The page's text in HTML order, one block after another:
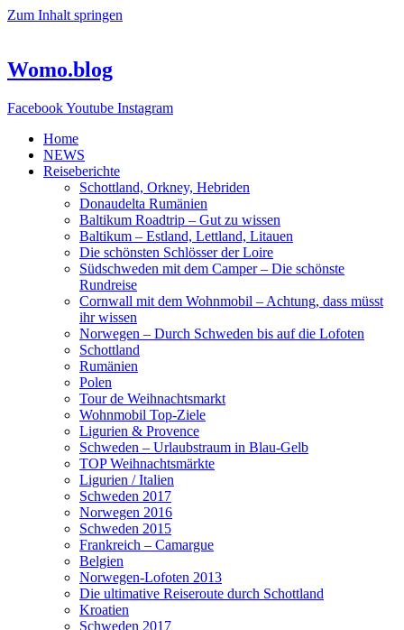
Zum Inhalt springen
Womo.blog
FacebookYoutube Instagram
Home
NEWS
Reiseberichte
Schottland, Orkney, Hebriden
Donaudelta Rumänien
Baltikum Roadtrip – Gut zu wissen
Baltikum – Estland, Lettland, Litauen
Die schönsten Schlösser der Loire
Südschweden mit dem Camper – Die schönste
Rundreise
Cornwall mit dem Wohnmobil – Achtung, dass müsst
ihr wissen
Norwegen – Durch Schweden bis auf die Lofoten
Schottland
Rumänien
Polen
Tour de Weihnachtsmarkt
Wohnmobil Top-Ziele
Ligurien & Provence
Schweden – Urlaubstraum in Blau-Gelb
TOP Weihnachtsmärkte
Ligurien / Italien
Schweden 2017
Norwegen 2016
Schweden 2015
Frankreich – Camargue
Belgien
Norwegen-Lofoten 2013
Die ultimative Reiseroute durch Schottland
Kroatien
Schweden 2017